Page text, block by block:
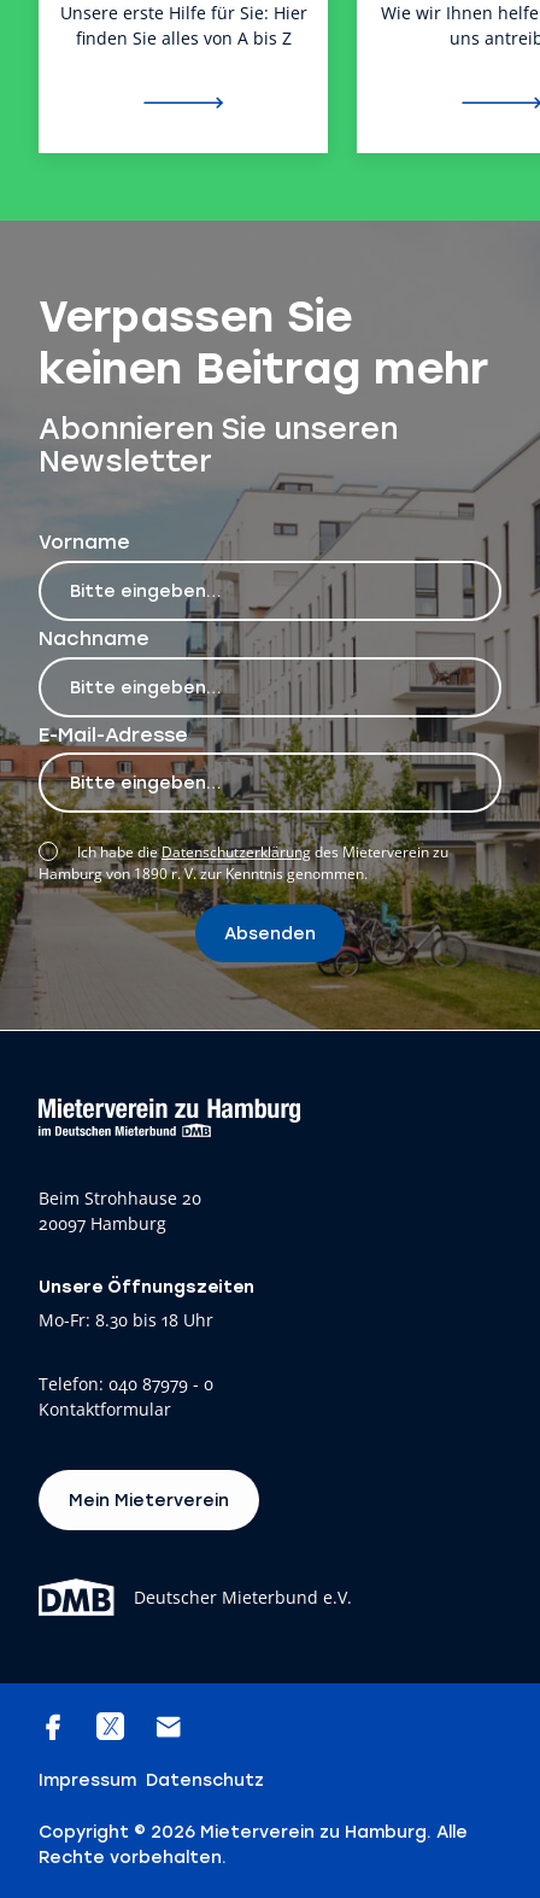
Unsere erste Hilfe für Sie: Hier
finden Sie alles von A bis Z
Wie wir Ihnen
uns
Verpassen Sie
keinen Beitrag mehr
Abonnieren Sie unseren
Newsletter
Vorname
Nachname
E-Mail-Adresse
Ich habe dieDatenschutzerklärungdes Mieterverein zu
Hamburg von 1890 r. V. zur Kenntnis genommen.
Absenden
Beim Strohhause 20
20097 Hamburg
Unsere Öffnungszeiten
Mo-Fr: 8.30 bis 18 Uhr
Telefon: 040 87979 - 0
Kontaktformular
Deutscher Mieterbund e.V.
Mein Mieterverein
Copyright © 2026 Mieterverein zu Hamburg. Alle
Rechte vorbehalten.
Impressum Datenschutz